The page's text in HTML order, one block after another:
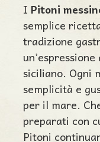
I Pitoni
semplice
tradizione
siciliano. Ogni
semplicità e
per il mare.
preparati con
Pitoni